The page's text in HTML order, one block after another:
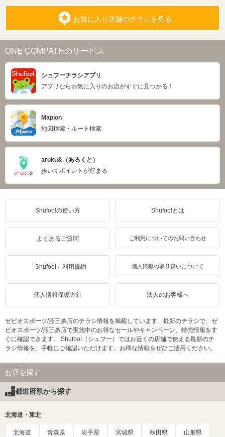
お気に入り店舗のチラシを見る
ONE COMPATHのサービス
シュフーチラシアプリ
アプリならお気に入りのお店がすぐに見つかる！
Mapion
地図検索・ルート検索
aruku&（あるくと）
歩いてポイントが貯まる
Shufoo!の使い方 Shufoo!とは
よくあるご質問 ご利用についてのお問い合わせ
「Shufoo!」利用規約 個人情報の取り扱いについて
個人情報保護方針 法人のお客様へ
ゼビオスポーツ/燕三条店のチラシ情報を掲載しています。最新のチラシで、ゼ
ビオスポーツ/燕三条店で実施中のお得なセールやキャンペーン、特売情報をす
ぐに確認できます。 Shufoo!（シュフー）ではお近くの店舗で使える最新のチ
ラシ情報を、手軽にご確認いただけます。お得な情報をぜひご活用ください。
お店を探す
都道府県から探す
北海道・東北
北海道 青森県 岩手県 宮城県 秋田県 山形県